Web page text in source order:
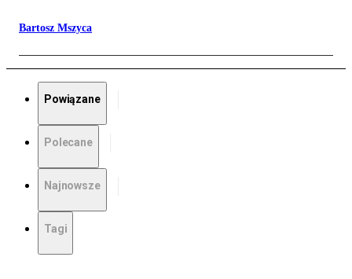
Bartosz Mszyca
Powiązane
Polecane
Najnowsze
Tagi